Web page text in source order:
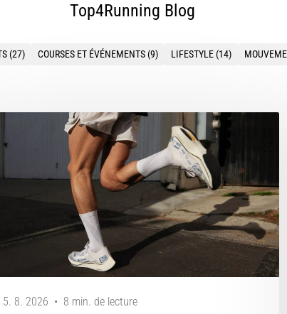
Top4Running Blog
(27) COURSES ET ÉVÉNEMENTS (9) LIFESTYLE (14)
5. 8. 2026 • 8 min. de lecture